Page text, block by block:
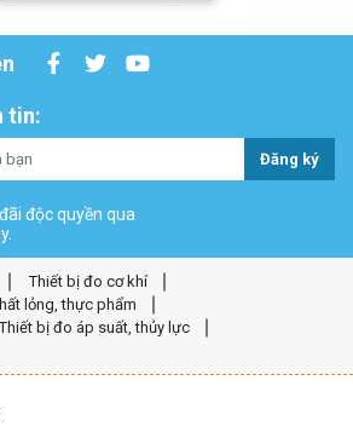
tin:
Đăng ký
độc quyền qua
Thiết bị đo cơ khí
lỏng, thực phẩm
Thiết bị đo áp suất, thủy lực